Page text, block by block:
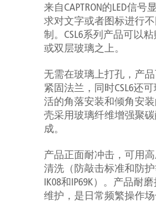
来自CAPTRON的LED信
求对文字或者图标进行不
制。CSL6系列产品可以
或双层玻璃之上。
无需在玻璃上打孔，产
紧固法兰，同时CSL6还
活的角落安装和倾角安
壳采用玻璃纤维增强聚
成。
产品正面耐冲击，可用
清洗（防敲击标准和防
IK08和IP69K）。产品耐
维护，是日常频繁操作